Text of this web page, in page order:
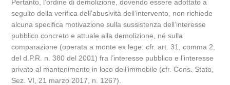
Pertanto, l’ordine di demolizione, dovendo essere adottato a
seguito della verifica dell’abusività dell’intervento, non richiede
alcuna specifica motivazione sulla sussistenza dell’interesse
pubblico concreto e attuale alla demolizione, né sulla
comparazione (operata a monte ex lege: cfr. art. 31, comma 2,
del d.P.R. n. 380 del 2001) fra l’interesse pubblico e l’interesse
privato al mantenimento in loco dell’immobile (cfr. Cons. Stato,
Sez. VI, 21 marzo 2017, n. 1267).